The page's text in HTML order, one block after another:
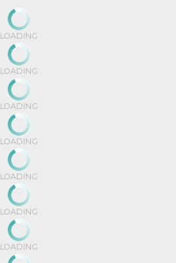
LOADING
LOADING
LOADING
LOADING
LOADING
LOADING
LOADING